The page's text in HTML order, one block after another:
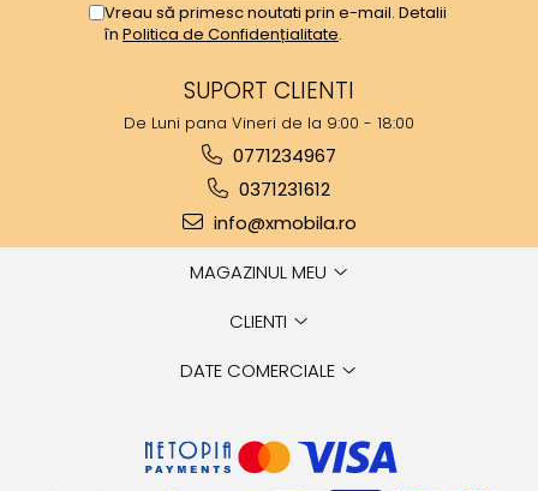
Vreau să primesc noutati prin e-mail. Detalii
în Politica de Confidențialitate.
SUPORT CLIENTI
De Luni pana Vineri de la 9:00 - 18:00
0771234967
0371231612
info@xmobila.ro
MAGAZINUL MEU
CLIENTI
DATE COMERCIALE